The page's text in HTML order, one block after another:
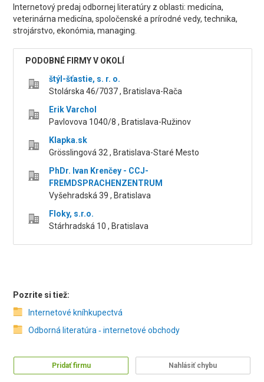
Internetový predaj odbornej literatúry z oblasti: medicína,
veterinárna medicína, spoločenské a prírodné vedy, technika,
strojárstvo, ekonómia, managing.
PODOBNÉ FIRMY V OKOLÍ
štýl-šťastie, s. r. o.
Stolárska 46/7037 , Bratislava-Rača
Erik Varchol
Pavlovova 1040/8 , Bratislava-Ružinov
Klapka.sk
Grösslingová 32 , Bratislava-Staré Mesto
PhDr. Ivan Krenčey - CCJ-
FREMDSPRACHENZENTRUM
Vyšehradská 39 , Bratislava
Floky, s.r.o.
Stárhradská 10 , Bratislava
Pozrite si tiež:
Internetové kníhkupectvá
Odborná literatúra ‑ internetové obchody
Pridať firmu Nahlásiť chybu